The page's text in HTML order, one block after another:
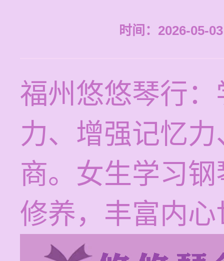
时间：2026-05-
福州悠悠琴行
力、增强记忆
商。女生学习
修养，丰富内